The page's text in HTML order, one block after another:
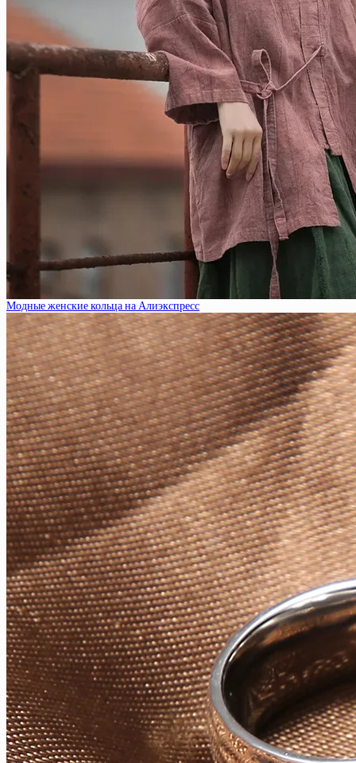
Модные женские кольца на Алиэкспресс